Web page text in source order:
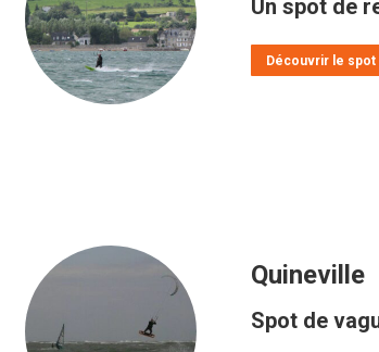
Un spot de
Découvrir le spot
Quineville
Spot de